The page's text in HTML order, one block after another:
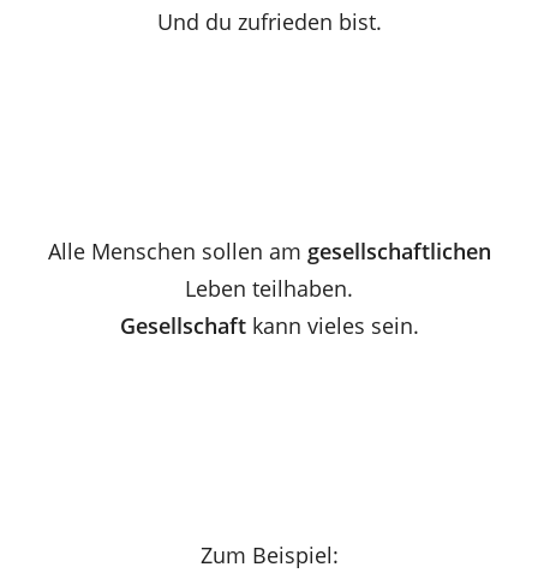
Und du zufrieden bist.
Alle Menschen sollen am gesellschaftlichen
Leben teilhaben.
Gesellschaftkann vieles sein.
Zum Beispiel: